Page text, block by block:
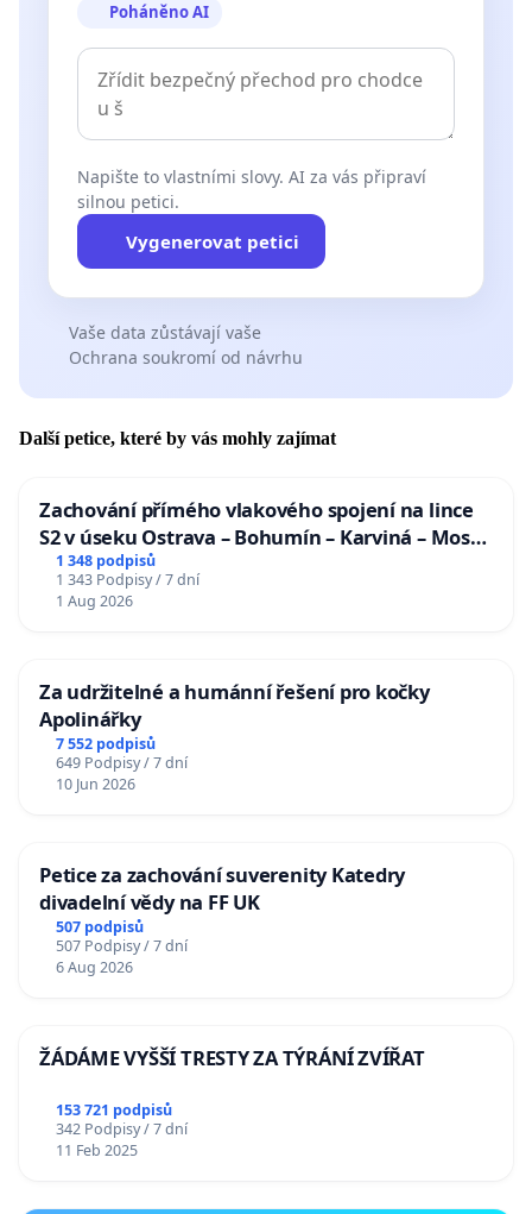
Poháněno AI
Napište to vlastními slovy. AI za vás připraví
silnou petici.
Vygenerovat petici
Vaše data zůstávají vaše
Ochrana soukromí od návrhu
Další petice, které by vás mohly zajímat
Zachování přímého vlakového spojení na lince
S2 v úseku Ostrava – Bohumín – Karviná – Mosty
u Jablunkova
1 348 podpisů
1 343 Podpisy / 7 dní
1 Aug 2026
Za udržitelné a humánní řešení pro kočky
Apolinářky
7 552 podpisů
649 Podpisy / 7 dní
10 Jun 2026
Petice za zachování suverenity Katedry
divadelní vědy na FF UK
507 podpisů
507 Podpisy / 7 dní
6 Aug 2026
ŽÁDÁME VYŠŠÍ TRESTY ZA TÝRÁNÍ ZVÍŘAT
153 721 podpisů
342 Podpisy / 7 dní
11 Feb 2025